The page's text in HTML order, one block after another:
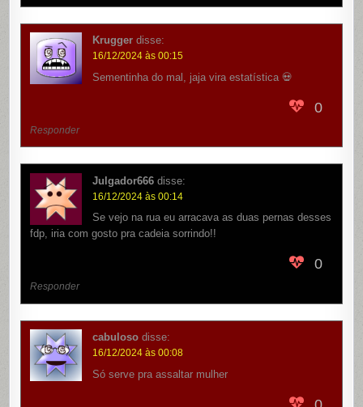
Krugger disse:
16/12/2024 às 00:15
Sementinha do mal, jaja vira estatística 💀
0
Responder
Julgador666 disse:
16/12/2024 às 00:14
Se vejo na rua eu arracava as duas pernas desses
fdp, iria com gosto pra cadeia sorrindo!!
0
Responder
cabuloso disse:
16/12/2024 às 00:08
Só serve pra assaltar mulher